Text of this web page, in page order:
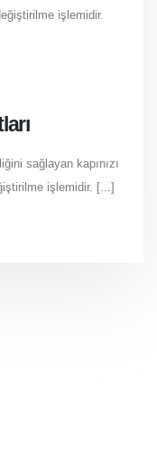
işlemidir.
sağlayan kapınızı
işlemidir. [...]